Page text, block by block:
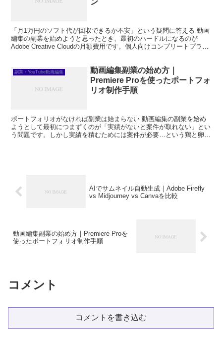
「月1万円のソフト代が回収できるか不安」という疑問に答える 動画
編集の副業を始めようと思ったとき、最初のハードルになるのが
Adobe Creative Cloudの月額費用です。個人向けコンプリートプラン
副業・YouTube動画編集
動画編集副業の始め方｜
Premiere Proを使ったポートフォ
リオ制作手順
ポートフォリオがなければ副業は始まらない 動画編集の副業を始め
ようとして最初につまずくのが「実績がないと案件が取れない」とい
う問題です。しかし実績を積むためには案件が必要…という鶏と卵の
AIでサムネイル自動生成｜Adobe Firefly
vs Midjourney vs Canvaを比較
動画編集副業の始め方｜Premiere Proを
使ったポートフォリオ制作手順
コメント
コメントを書き込む